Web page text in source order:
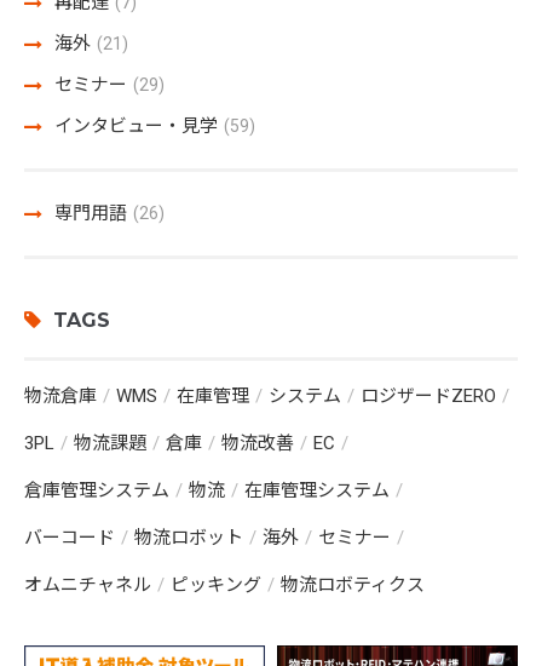
海外 (21)
セミナー (29)
インタビュー・見学 (59)
専門用語 (26)
TAGS
物流倉庫 WMS 在庫管理 システム ロジザードZERO
3PL 物流課題 倉庫 物流改善 EC
倉庫管理システム 物流 在庫管理システム
バーコード 物流ロボット 海外 セミナー
オムニチャネル ピッキング 物流ロボティクス